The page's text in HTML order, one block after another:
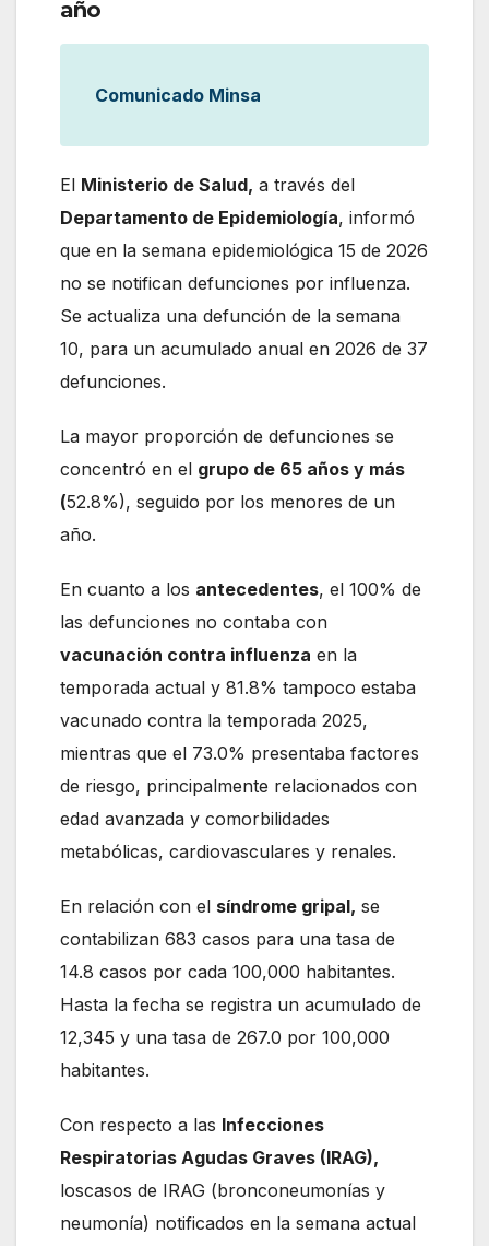
año
Comunicado Minsa
El Ministerio de Salud, a través del
Departamento de Epidemiología, informó
que en la semana epidemiológica 15 de 2026
no se notifican defunciones por influenza.
Se actualiza una defunción de la semana
10, para un acumulado anual en 2026 de 37
defunciones.
La mayor proporción de defunciones se
concentró en el grupo de 65 años y más
(52.8%), seguido por los menores de un
año.
En cuanto a los antecedentes, el 100% de
las defunciones no contaba con
vacunación contra influenza en la
temporada actual y 81.8% tampoco estaba
vacunado contra la temporada 2025,
mientras que el 73.0% presentaba factores
de riesgo, principalmente relacionados con
edad avanzada y comorbilidades
metabólicas, cardiovasculares y renales.
En relación con el síndrome gripal, se
contabilizan 683 casos para una tasa de
14.8 casos por cada 100,000 habitantes.
Hasta la fecha se registra un acumulado de
12,345 y una tasa de 267.0 por 100,000
habitantes.
Con respecto a las Infecciones
Respiratorias Agudas Graves (IRAG),
loscasos de IRAG (bronconeumonías y
neumonía) notificados en la semana actual